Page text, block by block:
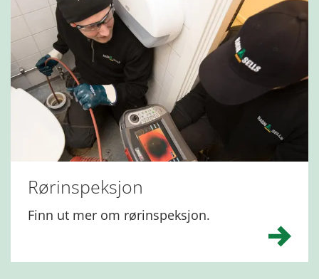
Rørinspeksjon
Finn ut mer om rørinspeksjon.